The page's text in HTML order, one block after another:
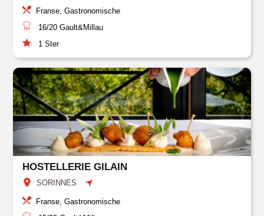
Franse, Gastronomische
16/20 Gault&Millau
1 Ster
HOSTELLERIE GILAIN
SORINNES
Franse, Gastronomische